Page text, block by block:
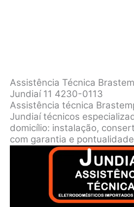
Assistência Técnica
Jundiaí 11 4230-0113
Assistência técnica
Jundiaí técnicos
domicílio: instalação,
com garantia e